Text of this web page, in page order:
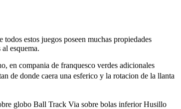
estos juegos poseen muchas propiedades
esquema.
en compania de franquesco verdes adicionales
de donde caera una esferico y la rotacion de la llanta
globo Ball Track Via sobre bolas inferior Husillo